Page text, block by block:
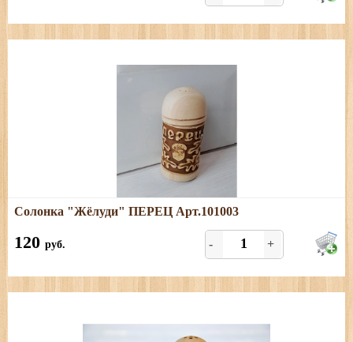
Подробнее
Размеры: высота - 9 см, диаметр - 4 см. Только ПЕРЕЦ.
Солонка "Жёлуди" ПЕРЕЦ Арт.101003
120 руб. - +